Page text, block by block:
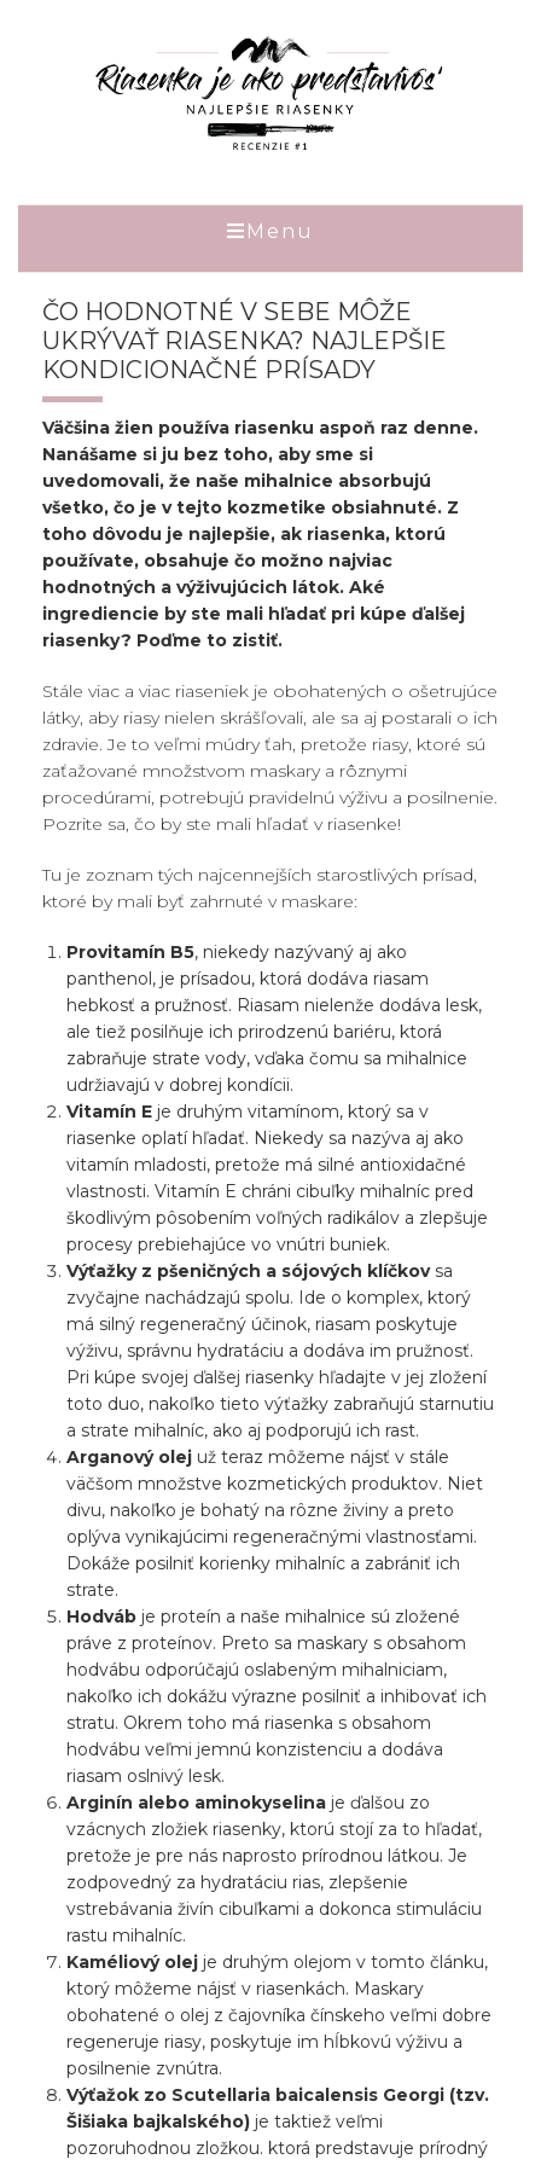
Menu
ČO HODNOTNÉ V SEBE MÔŽE
UKRÝVAŤ RIASENKA? NAJLEPŠIE
KONDICIONAČNÉ PRÍSADY
Väčšina žien používa riasenku aspoň raz denne.
Nanášame si ju bez toho, aby sme si
uvedomovali, že naše mihalnice absorbujú
všetko, čo je v tejto kozmetike obsiahnuté. Z
toho dôvodu je najlepšie, ak riasenka, ktorú
používate, obsahuje čo možno najviac
hodnotných a výživujúcich látok. Aké
ingrediencie by ste mali hľadať pri kúpe ďalšej
riasenky? Poďme to zistiť.
Stále viac a viac riaseniek je obohatených o ošetrujúce
látky, aby riasy nielen skrášľovali, ale sa aj postarali o ich
zdravie. Je to veľmi múdry ťah, pretože riasy, ktoré sú
zaťažované množstvom maskary a rôznymi
procedúrami, potrebujú pravidelnú výživu a posilnenie.
Pozrite sa, čo by ste mali hľadať v riasenke!
Tu je zoznam tých najcennejších starostlivých prísad,
ktoré by mali byť zahrnuté v maskare:
Provitamín B5, niekedy nazývaný aj ako
panthenol, je prísadou, ktorá dodáva riasam
hebkosť a pružnosť. Riasam nielenže dodáva lesk,
ale tiež posilňuje ich prirodzenú bariéru, ktorá
zabraňuje strate vody, vďaka čomu sa mihalnice
udržiavajú v dobrej kondícii.
Vitamín E je druhým vitamínom, ktorý sa v
riasenke oplatí hľadať. Niekedy sa nazýva aj ako
vitamín mladosti, pretože má silné antioxidačné
vlastnosti. Vitamín E chráni cibuľky mihalníc pred
škodlivým pôsobením voľných radikálov a zlepšuje
procesy prebiehajúce vo vnútri buniek.
Výťažky z pšeničných a sójových klíčkovsa
zvyčajne nachádzajú spolu. Ide o komplex, ktorý
má silný regeneračný účinok, riasam poskytuje
výživu, správnu hydratáciu a dodáva im pružnosť.
Pri kúpe svojej ďalšej riasenky hľadajte v jej zložení
toto duo, nakoľko tieto výťažky zabraňujú starnutiu
a strate mihalníc, ako aj podporujú ich rast.
Arganový olej už teraz môžeme nájsť v stále
väčšom množstve kozmetických produktov. Niet
divu, nakoľko je bohatý na rôzne živiny a preto
oplýva vynikajúcimi regeneračnými vlastnosťami.
Dokáže posilniť korienky mihalníc a zabrániť ich
strate.
Hodváb je proteín a naše mihalnice sú zložené
práve z proteínov. Preto sa maskary s obsahom
hodvábu odporúčajú oslabeným mihalniciam,
nakoľko ich dokážu výrazne posilniť a inhibovať ich
stratu. Okrem toho má riasenka s obsahom
hodvábu veľmi jemnú konzistenciu a dodáva
riasam oslnivý lesk.
Arginín alebo aminokyselina je ďalšou zo
vzácnych zložiek riasenky, ktorú stojí za to hľadať,
pretože je pre nás naprosto prírodnou látkou. Je
zodpovedný za hydratáciu rias, zlepšenie
vstrebávania živín cibuľkami a dokonca stimuláciu
rastu mihalníc.
Kaméliový olej je druhým olejom v tomto článku,
ktorý môžeme nájsť v riasenkách. Maskary
obohatené o olej z čajovníka čínskeho veľmi dobre
regeneruje riasy, poskytuje im hĺbkovú výživu a
posilnenie zvnútra.
Výťažok zo Scutellaria baicalensis Georgi (tzv.
Šišiaka bajkalského) je taktiež veľmi
pozoruhodnou zložkou. ktorá predstavuje prírodný